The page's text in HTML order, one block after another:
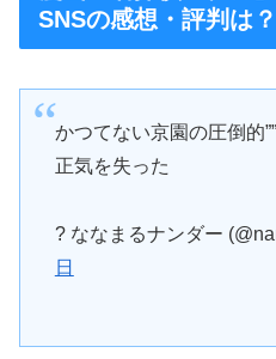
SNSの感想・評判は？
かつてない京園の圧倒的
正気を失った
? ななまるナンダー
日